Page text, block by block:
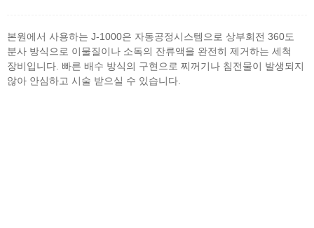
본원에서 사용하는 J-1000은 자동공정시스템으로 상부회전 360도
분사 방식으로 이물질이나 소독의 잔류액을 완전히 제거하는 세척
장비입니다. 빠른 배수 방식의 구현으로 찌꺼기나 침전물이 발생되지
않아 안심하고 시술 받으실 수 있습니다.